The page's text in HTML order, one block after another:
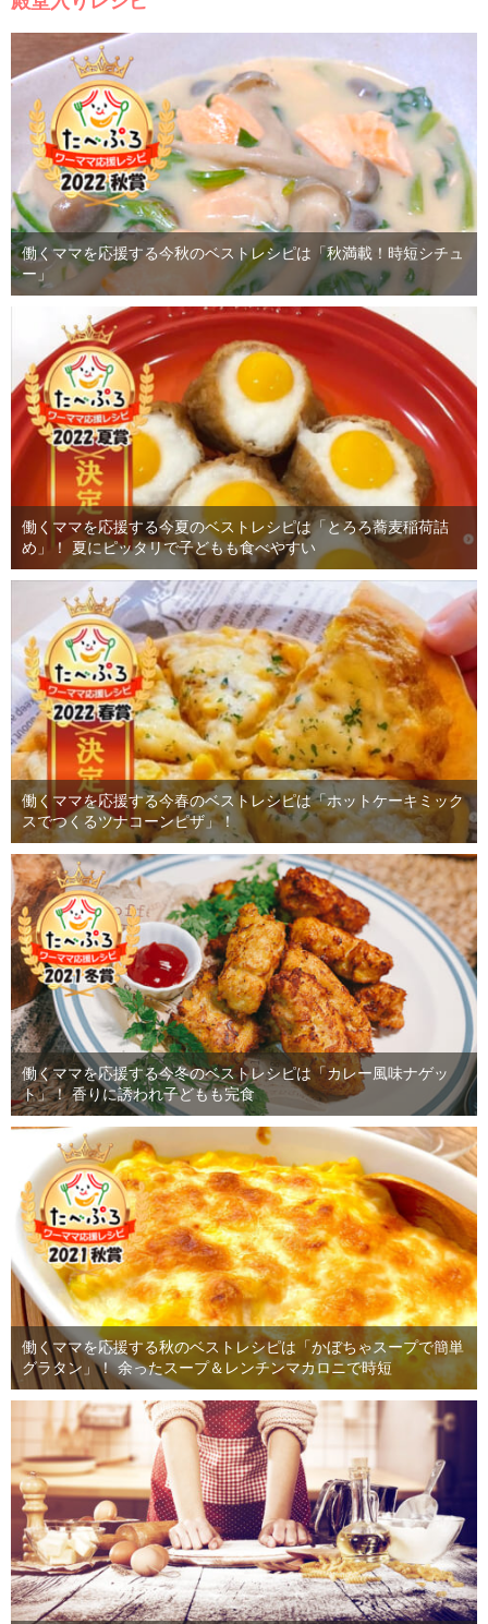
働くママを応援する今秋のベストレシピは「秋満載！時短シチュ
ー」
働くママを応援する今夏のベストレシピは「とろろ蕎麦稲荷詰
め」！ 夏にピッタリで子どもも食べやすい
働くママを応援する今春のベストレシピは「ホットケーキミック
スでつくるツナコーンピザ」！
働くママを応援する今冬のベストレシピは「カレー風味ナゲッ
ト」！ 香りに誘われ子どもも完食
働くママを応援する秋のベストレシピは「かぼちゃスープで簡単
グラタン」！ 余ったスープ＆レンチンマカロニで時短